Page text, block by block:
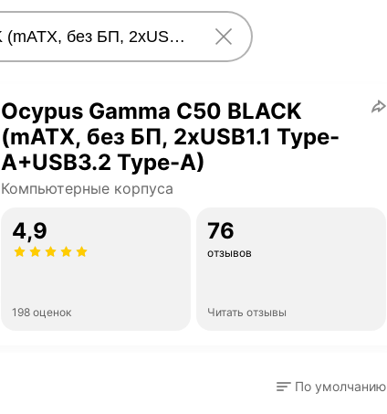
Ocypus Gamma C50 BLACK
(mATX, без БП, 2xUSB1.1 Type-
A+USB3.2 Type-A)
Компьютерные корпуса
4,9
198 оценок
76
отзывов
Читать отзывы
По умолчанию